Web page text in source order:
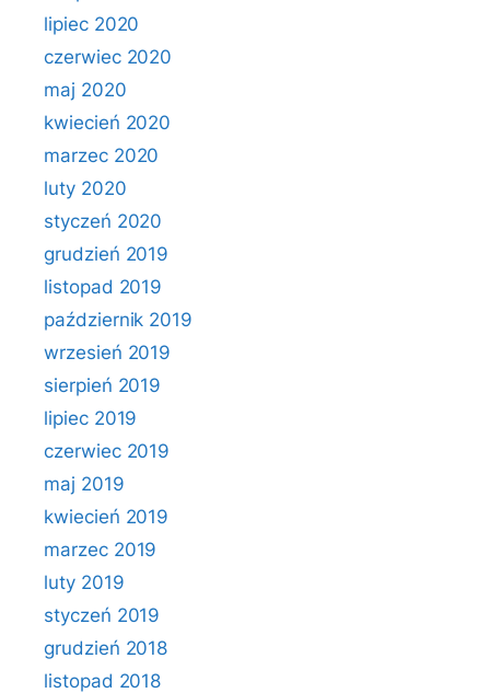
lipiec 2020
czerwiec 2020
maj 2020
kwiecień 2020
marzec 2020
luty 2020
styczeń 2020
grudzień 2019
listopad 2019
październik 2019
wrzesień 2019
sierpień 2019
lipiec 2019
czerwiec 2019
maj 2019
kwiecień 2019
marzec 2019
luty 2019
styczeń 2019
grudzień 2018
listopad 2018